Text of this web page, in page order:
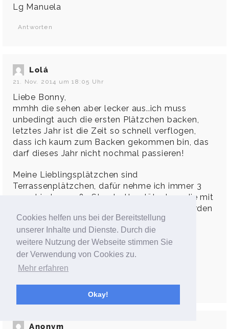
Cookies helfen uns bei der Bereitstellung
unserer Inhalte und Dienste. Durch die
weitere Nutzung der Webseite stimmen Sie
der Verwendung von Cookies zu.
Mehr erfahren
Okay!
Lg Manuela
Antworten
Lolá
21. Nov. 2014 um 18:05 Uhr
Liebe Bonny,
mmhh die sehen aber lecker aus..ich muss
unbedingt auch die ersten Plätzchen backen,
letztes Jahr ist die Zeit so schnell verflogen,
dass ich kaum zum Backen gekommen bin, das
darf dieses Jahr nicht nochmal passieren!
Meine Lieblingsplätzchen sind
Terrassenplätzchen, dafür nehme ich immer 3
verschieden große Sternbutterplätzchen, die mit
Himbeermarmelade zusammen"geklebt" werden
und dann noch ganz viel Puderzucker oben
drauf, mhhh!!
Liebe Grüße,
Sophia
Antworten
Anonym